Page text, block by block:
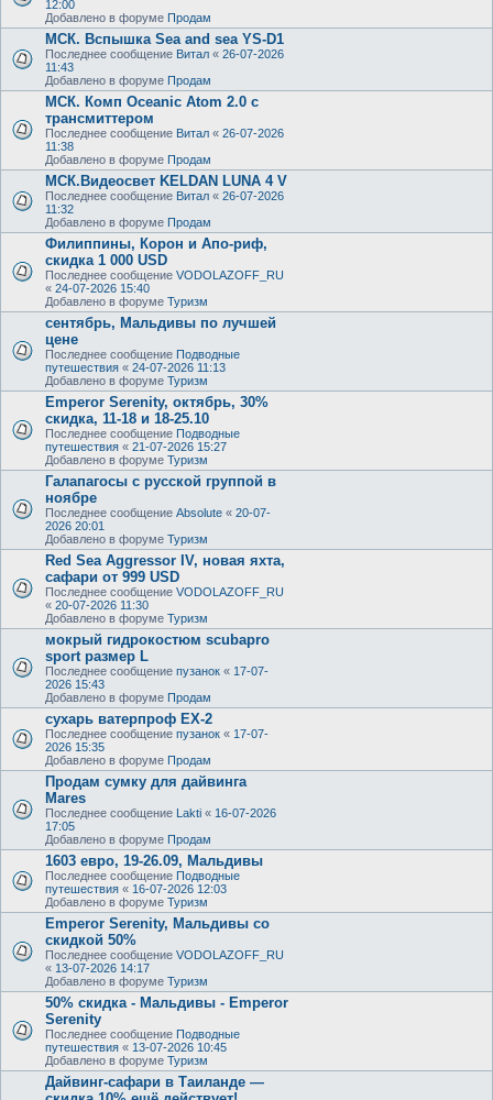
12:00
Добавлено в форуме Продам
МСК. Вспышка Sea and sea YS-D1
Последнее сообщение Витал « 26-07-2026
11:43
Добавлено в форуме Продам
МСК. Комп Oceanic Atom 2.0 с
трансмиттером
Последнее сообщение Витал « 26-07-2026
11:38
Добавлено в форуме Продам
МСК.Видеосвет KELDAN LUNA 4 V
Последнее сообщение Витал « 26-07-2026
11:32
Добавлено в форуме Продам
Филиппины, Корон и Апо-риф,
скидка 1 000 USD
Последнее сообщение VODOLAZOFF_RU
« 24-07-2026 15:40
Добавлено в форуме Туризм
сентябрь, Мальдивы по лучшей
цене
Последнее сообщение Подводные
путешествия « 24-07-2026 11:13
Добавлено в форуме Туризм
Emperor Serenity, октябрь, 30%
скидка, 11-18 и 18-25.10
Последнее сообщение Подводные
путешествия « 21-07-2026 15:27
Добавлено в форуме Туризм
Галапагосы с русской группой в
ноябре
Последнее сообщение Absolute « 20-07-
2026 20:01
Добавлено в форуме Туризм
Red Sea Aggressor IV, новая яхта,
сафари от 999 USD
Последнее сообщение VODOLAZOFF_RU
« 20-07-2026 11:30
Добавлено в форуме Туризм
мокрый гидрокостюм scubapro
sport размер L
Последнее сообщение пузанок « 17-07-
2026 15:43
Добавлено в форуме Продам
сухарь ватерпроф ЕХ-2
Последнее сообщение пузанок « 17-07-
2026 15:35
Добавлено в форуме Продам
Продам сумку для дайвинга
Mares
Последнее сообщение Lakti « 16-07-2026
17:05
Добавлено в форуме Продам
1603 евро, 19-26.09, Мальдивы
Последнее сообщение Подводные
путешествия « 16-07-2026 12:03
Добавлено в форуме Туризм
Emperor Serenity, Мальдивы со
скидкой 50%
Последнее сообщение VODOLAZOFF_RU
« 13-07-2026 14:17
Добавлено в форуме Туризм
50% скидка - Мальдивы - Emperor
Serenity
Последнее сообщение Подводные
путешествия « 13-07-2026 10:45
Добавлено в форуме Туризм
Дайвинг-сафари в Таиланде —